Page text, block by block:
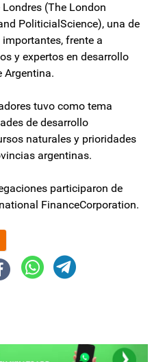
(The London
PoliticialScience), una de
frente a
y expertos en desarrollo
Argentina.
tuvo como tema
de desarrollo
naturales y prioridades
argentinas.
participaron de
FinanceCorporation.
Kirchner recorrió La Matanza y
Más motosierra: Javier Milei